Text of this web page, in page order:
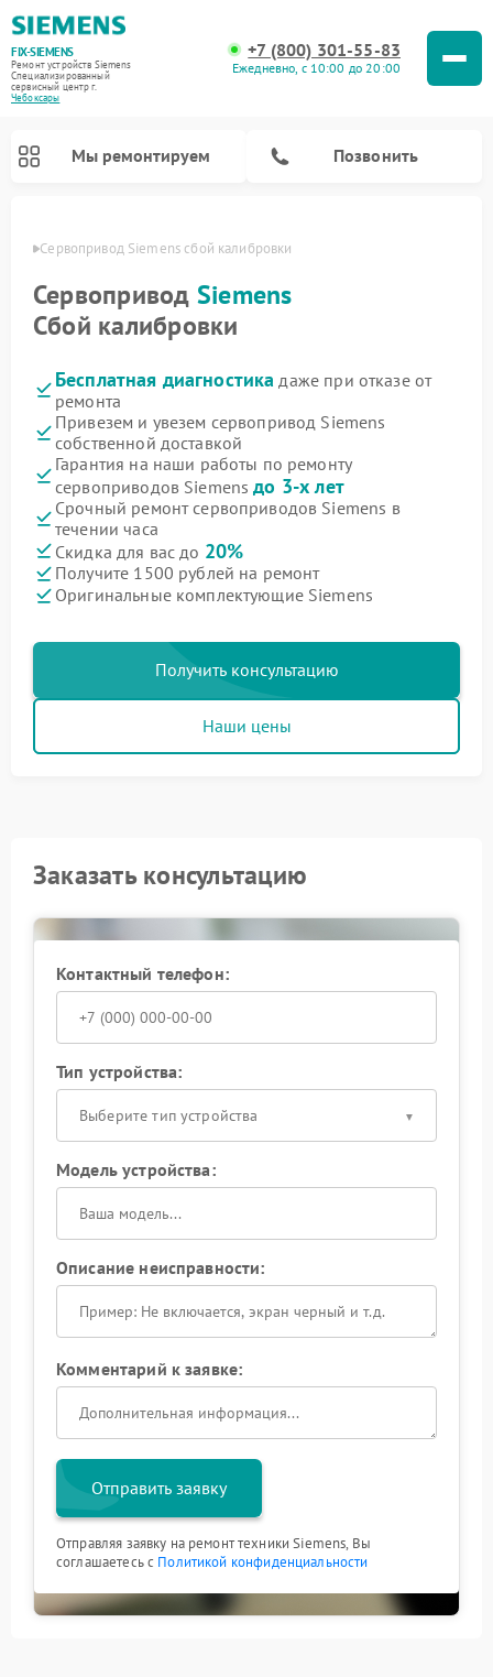
FIX-SIEMENS
Ремонт устройств Siemens
Специализированный
cервисный центр г.
Чебоксары
+7 (800) 301-55-83
Ежедневно, с 10:00 до 20:00
Мы ремонтируем Позвонить
Сервопривод Siemens сбой калибровки
Сервопривод Siemens
Сбой калибровки
Бесплатная диагностика даже при отказе от
ремонта
Привезем и увезем сервопривод Siemens
собственной доставкой
Гарантия на наши работы по ремонту
сервоприводов Siemensдо 3-х лет
Срочный ремонт сервоприводов Siemens в
течении часа
Скидка для вас до 20%
Получите 1500 рублей на ремонт
Оригинальные комплектующие Siemens
Получить консультацию
Наши цены
Заказать консультацию
Контактный телефон:
Тип устройства:
Выберите тип устройства
Модель устройства:
Описание неисправности:
Комментарий к заявке:
Отправить заявку
Отправляя заявку на ремонт техники Siemens, Вы
соглашаетесь с Политикой конфиденциальности